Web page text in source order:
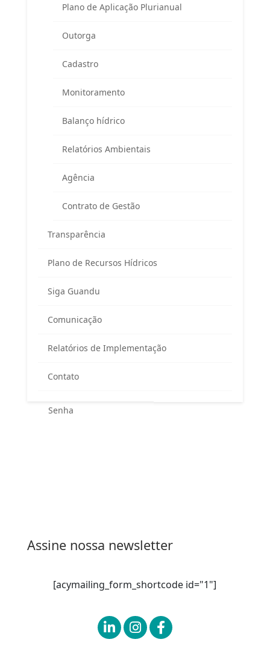
Plano de Aplicação Plurianual
Outorga
Cadastro
Monitoramento
Balanço hídrico
Relatórios Ambientais
Agência
Contrato de Gestão
Transparência
Plano de Recursos Hídricos
Siga Guandu
Comunicação
Relatórios de Implementação
Contato
Fazenda Caxias – Seropédica/RJ – CEP 23895-265
Rodovia BR 465, km 7 (Campus da UFRRJ)
Seropédica/RJ – CEP 23897-000
E-mail:guandu@agevap.org.br
Área exclusiva para os membros
do Comitê Guandu-RJ
Assine nossa newsletter
[acymailing_form_shortcode id="1"]